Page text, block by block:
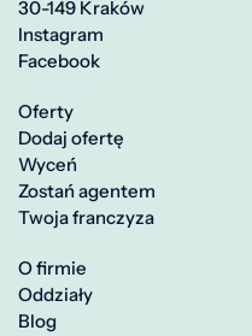
30-149 Kraków
Instagram
Facebook
Oferty
Dodaj ofertę
Wyceń
Zostań agentem
Twoja franczyza
O firmie
Oddziały
Blog